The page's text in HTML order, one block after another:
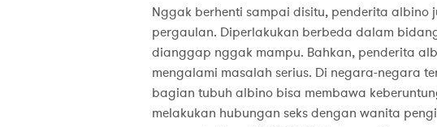
Nggak berhenti sampai disitu, penderita albino
pergaulan. Diperlakukan berbeda dalam
dianggap nggak mampu. Bahkan, penderita
mengalami masalah serius. Di negara-negara
bagian tubuh albino bisa membawa
melakukan hubungan seks dengan wanita